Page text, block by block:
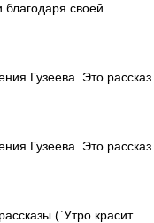
своей
Гузеева. Это рассказ
Гузеева. Это рассказ
(`Утро красит